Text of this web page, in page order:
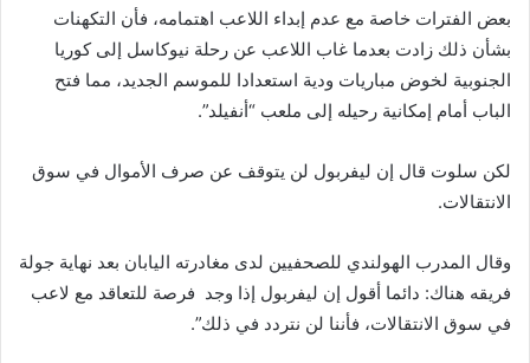
بعض الفترات خاصة مع عدم إبداء اللاعب اهتمامه، فأن التكهنات
بشأن ذلك زادت بعدما غاب اللاعب عن رحلة نيوكاسل إلى كوريا
الجنوبية لخوض مباريات ودية استعدادا للموسم الجديد، مما فتح
الباب أمام إمكانية رحيله إلى ملعب “أنفيلد”.
لكن سلوت قال إن ليفربول لن يتوقف عن صرف الأموال في سوق
الانتقالات.
وقال المدرب الهولندي للصحفيين لدى مغادرته اليابان بعد نهاية جولة
فريقه هناك: دائما أقول إن ليفربول إذا وجد فرصة للتعاقد مع لاعب
في سوق الانتقالات، فأننا لن نتردد في ذلك”.